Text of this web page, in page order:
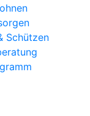
Schützen